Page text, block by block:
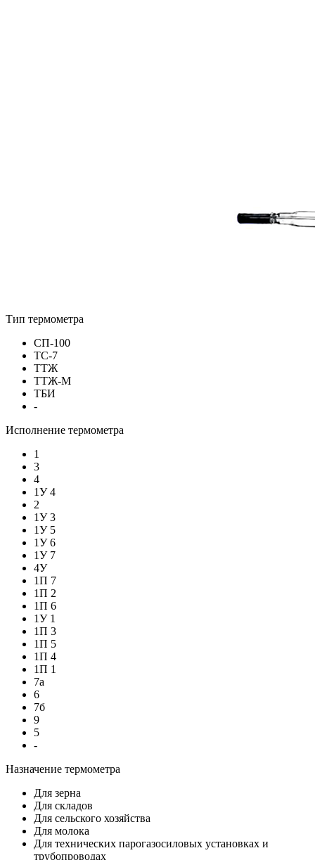
Тип термометра
СП-100
ТС-7
ТТЖ
ТТЖ-М
ТБИ
-
Исполнение термометра
1
3
4
1У 4
2
1У 3
1У 5
1У 6
1У 7
4У
1П 7
1П 2
1П 6
1У 1
1П 3
1П 5
1П 4
1П 1
7а
6
7б
9
5
-
Назначение термометра
Для зерна
Для складов
Для сельского хозяйства
Для молока
Для технических парогазосиловых установках и
трубопроводах